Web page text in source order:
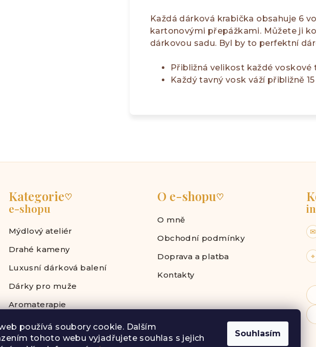
používá soubory cookie. Dalším
tohoto webu vyjadřujete souhlas s jejich
Souhlasím
Každá dárková krabička obsahuje 6
kartonovými přepážkami. Můžete ji
dárkovou sadu. Byl by to perfektní
Přibližná velikost každé voskové
Každý tavný vosk váží přibližně 15
Kategorie♡
e-shopu
Mýdlový ateliér
Drahé kameny
Luxusní dárková balení
Dárky pro muže
Aromaterapie
O e-shopu♡
O mně
Obchodní podmínky
Doprava a platba
Kontakty
✉
⌖